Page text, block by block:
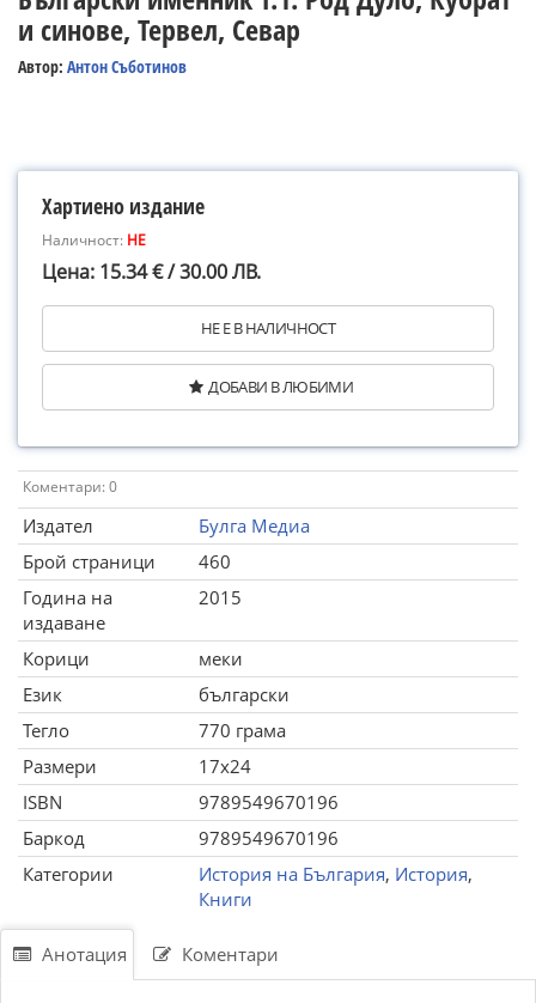
и синове, Тервел, Севар
Автор: Антон Съботинов
Хартиено издание
Наличност: НЕ
Цена: 15.34 € / 30.00 ЛВ.
НЕ Е В НАЛИЧНОСТ
ДОБАВИ В ЛЮБИМИ
Коментари: 0
Издател
Булга Медиа
Брой страници
460
Година на
издаване
2015
Корици
меки
Език
български
Тегло
770 грама
Размери
17x24
ISBN
9789549670196
Баркод
9789549670196
Категории
История на България, История,
Книги
Анотация Коментари